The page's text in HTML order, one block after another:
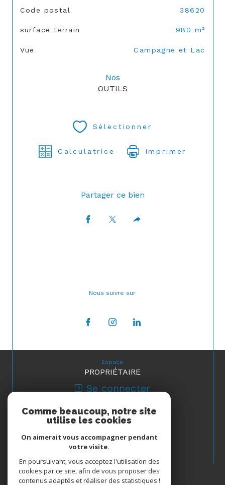
TRAD_SIROCCO_Caracteristique
Code postal 38620
surface terrain 980 m²
Vue Campagne et Lac
Nos
OUTILS
Sélectionner
Calculatrice Imprimer
Partager ce bien
Nous suivre sur
Espace
PROPRIÉTAIRE
Se connecter
Nous
ADHÉRONS
Comme beaucoup, notre site
utilise les cookies
On aimerait vous accompagner pendant
votre visite.
En poursuivant, vous acceptez l'utilisation des
cookies par ce site, afin de vous proposer des
contenus adaptés et réaliser des statistiques !